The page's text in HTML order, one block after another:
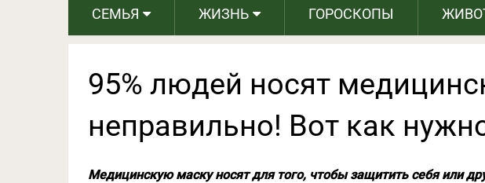
СЕМЬЯ ЖИЗНЬ ГОРОСКОПЫ
95% людей носят
неправильно! Вот как
Медицинскую маску носят для того, чтобы защитить себя или